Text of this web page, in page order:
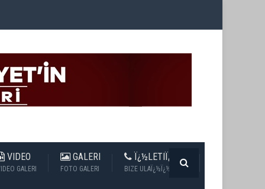
VIDEO
GALERI
GALERI
FOTO GALERI
Ï¿½LETIÏ¿½IM
BIZE ULAÏ¿½Ï¿½N